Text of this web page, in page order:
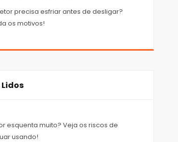
precisa esfriar antes de desligar?
os motivos!
esquenta muito? Veja os riscos de
usando!